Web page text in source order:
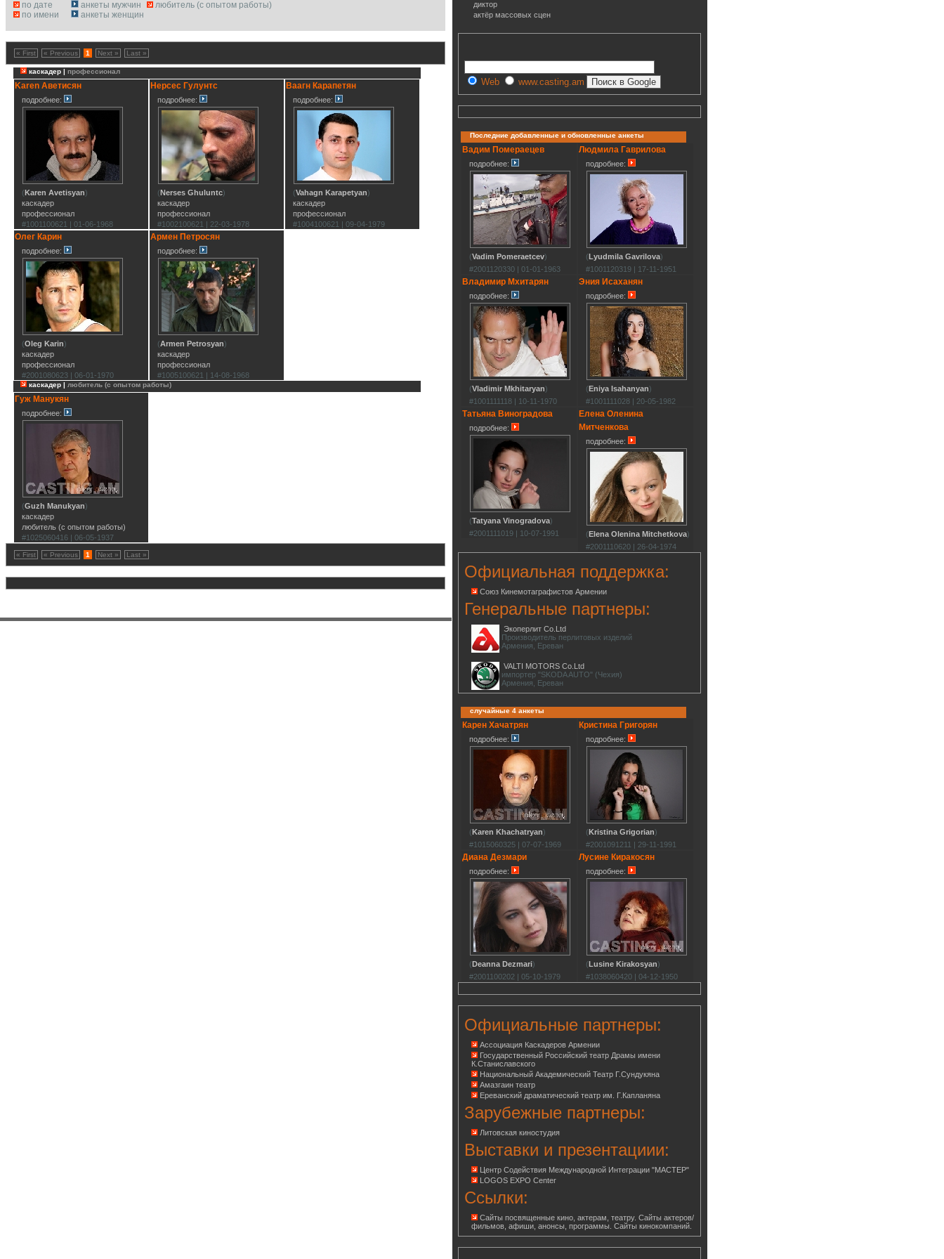
по дате
по имени
анкеты мужчин
анкеты женщин
любитель (с опытом работы)
« First « Previous 1 Next » Last »
каскадер | профессионал
Karen Аветисян
подробнее:
(Karen Avetisyan)
каскадер
профессионал
#1001100621 | 01-06-1968
Нерсес Гулунтс
подробнее:
(Nerses Ghuluntc)
каскадер
профессионал
#1002100621 | 22-03-1978
Ваагн Карапетян
подробнее:
(Vahagn Karapetyan)
каскадер
профессионал
#1004100621 | 09-04-1979
Олег Карин
подробнее:
(Oleg Karin)
каскадер
профессионал
#2001080623 | 06-01-1970
Армен Петросян
подробнее:
(Armen Petrosyan)
каскадер
профессионал
#1005100621 | 14-08-1968
каскадер | любитель (с опытом работы)
Гуж Манукян
подробнее:
(Guzh Manukyan)
каскадер
любитель (с опытом работы)
#1025060416 | 06-05-1937
« First « Previous 1 Next » Last »
диктор
актёр массовых сцен
Web www.casting.am
Последние добавленные и обновленные анкеты
Вадим Помераецев
подробнее:
(Vadim Pomeraetcev)
#2001120330 | 01-01-1963
Людмила Гаврилова
подробнее:
(Lyudmila Gavrilova)
#1001120319 | 17-11-1951
Владимир Мхитарян
подробнее:
(Vladimir Mkhitaryan)
#1001111118 | 10-11-1970
Эния Исаханян
подробнее:
(Eniya Isahanyan)
#1001111028 | 20-05-1982
Татьяна Виноградова
подробнее:
(Tatyana Vinogradova)
#2001111019 | 10-07-1991
Елена Оленина
Митченкова
подробнее:
(Elena Olenina Mitchetkova)
#2001110620 | 26-04-1974
Официальная поддержка:
Союз Кинемотаграфистов Армении
Генеральные партнеры:
Экоперлит Co.Ltd
Производитель перлитовых изделий
Армения, Ереван
VALTI MOTORS Co.Ltd
импортер "SKODA AUTO" (Чехия)
Армения, Ереван
случайные 4 анкеты
Карен Хачатрян
подробнее:
(Karen Khachatryan)
#1015060325 | 07-07-1969
Кристина Григорян
подробнее:
(Kristina Grigorian)
#2001091211 | 29-11-1991
Диана Дезмари
подробнее:
(Deanna Dezmari)
#2001100202 | 05-10-1979
Лусине Киракосян
подробнее:
(Lusine Kirakosyan)
#1038060420 | 04-12-1950
Официальные партнеры:
Ассоциация Каскадеров Армении
Государственный Российский театр Драмы имени
К.Станиславского
Национальный Академический Театр Г.Сундукяна
Амазгаин театр
Ереванский драматический театр им. Г.Капланяна
Зарубежные партнеры:
Литовская киностудия
Выставки и презентациии:
Центр Содействия Международной Интеграции "МАСТЕР"
LOGOS EXPO Center
Ссылки:
Сайты посвященные кино, актерам, театру. Сайты актеров/
фильмов, афиши, анонсы, программы. Сайты кинокомпаний.